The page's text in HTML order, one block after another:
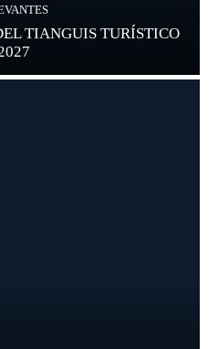
TIANGUIS TURÍSTICO